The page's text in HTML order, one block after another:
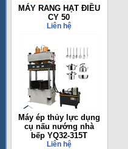
MÁY RANG HẠT ĐIỀU
CY 50
Liên hệ
Máy ép thủy lực dụng
cụ nấu nướng nhà
bếp YQ32-315T
Liên hệ